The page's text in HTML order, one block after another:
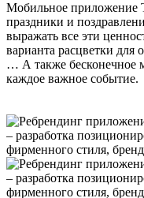
Мобильное приложение
праздники и
выражать все эти
варианта расцветки для
… А также бесконечное
каждое важное событие.